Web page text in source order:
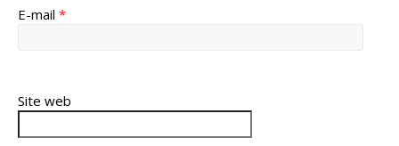
E-mail *
Site web